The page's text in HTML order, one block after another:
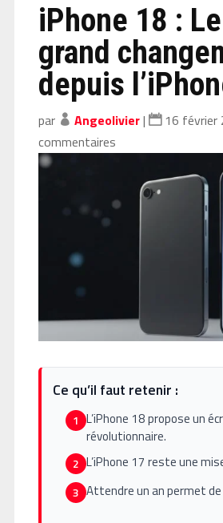
iPhone 18 :
grand
depuis
par Angeolivier| 16 février
commentaires
Ce qu’il faut retenir :
1 L’iPhone 18 propose un
révolutionnaire.
2 L’iPhone 17 reste une
3 Attendre un an permet de